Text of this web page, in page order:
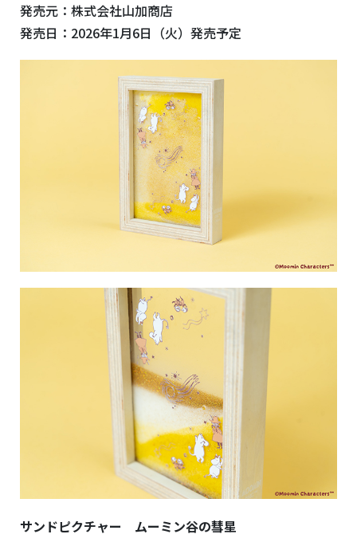
発売元：株式会社山加商店
発売日：2026年1月6日（火）発売予定
サンドピクチャー ムーミン谷の彗星